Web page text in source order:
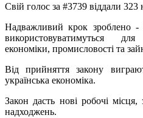
Свій голос за #3739 віддали 323
Надважливий крок зроблено -
використовуватимуться
економіки, промисловості та
Від прийняття закону
українська економіка.
Закон дасть нові робочі
надходжень.